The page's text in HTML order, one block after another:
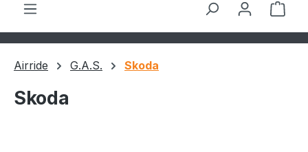
Airride G.A.S. Skoda
Skoda